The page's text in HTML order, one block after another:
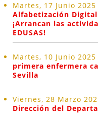
Martes, 17 Junio 2025
Alfabetización
¡Arrancan las
EDUSAS!
Martes, 10 Junio 2025
primera enfermera
Sevilla
Viernes, 28 Marzo
Dirección del